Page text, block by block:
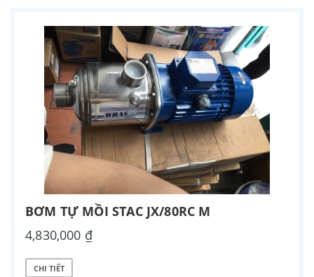
BƠM TỰ MỒI STAC JX/80RC M
4,830,000 ₫
CHI TIẾT